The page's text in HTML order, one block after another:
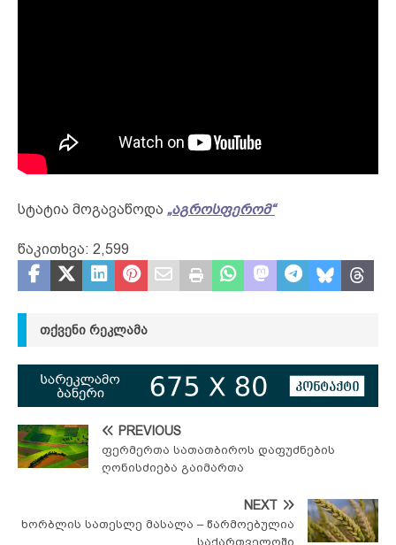
სტატია მოგავაწოდა „აგროსფერომ“
წაკითხვა: 2,599
ᲗᲥᲕᲔᲜᲘ ᲠᲔᲙᲚᲐᲛᲐ
PREVIOUS
ფერმერთა სათათბიროს დაფუძნების
ღონისძიება გაიმართა
NEXT
ხორბლის სათესლე მასალა – წარმოებულია
საქართველოში